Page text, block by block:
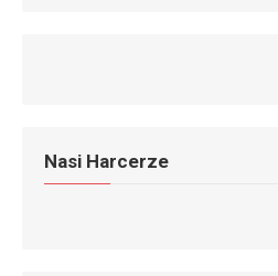
Nasi Harcerze